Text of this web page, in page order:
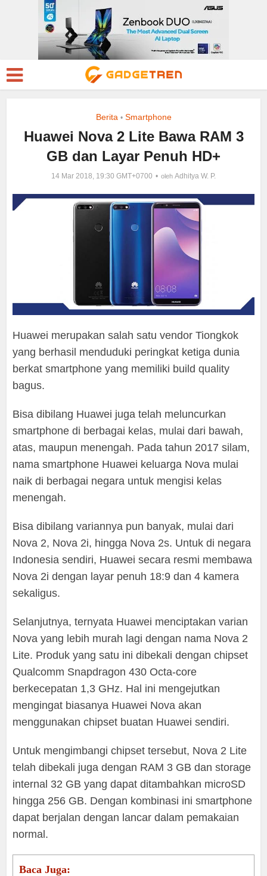
Berita • Smartphone
Huawei Nova 2 Lite Bawa RAM 3
GB dan Layar Penuh HD+
14 Mar 2018, 19:30 GMT+0700 oleh Adhitya W. P.
Huawei merupakan salah satu vendor Tiongkok
yang berhasil menduduki peringkat ketiga dunia
berkat smartphone yang memiliki build quality
bagus.
Bisa dibilang Huawei juga telah meluncurkan
smartphone di berbagai kelas, mulai dari bawah,
atas, maupun menengah. Pada tahun 2017 silam,
nama smartphone Huawei keluarga Nova mulai
naik di berbagai negara untuk mengisi kelas
menengah.
Bisa dibilang variannya pun banyak, mulai dari
Nova 2, Nova 2i, hingga Nova 2s. Untuk di negara
Indonesia sendiri, Huawei secara resmi membawa
Nova 2i dengan layar penuh 18:9 dan 4 kamera
sekaligus.
Selanjutnya, ternyata Huawei menciptakan varian
Nova yang lebih murah lagi dengan nama Nova 2
Lite. Produk yang satu ini dibekali dengan chipset
Qualcomm Snapdragon 430 Octa-core
berkecepatan 1,3 GHz. Hal ini mengejutkan
mengingat biasanya Huawei Nova akan
menggunakan chipset buatan Huawei sendiri.
Untuk mengimbangi chipset tersebut, Nova 2 Lite
telah dibekali juga dengan RAM 3 GB dan storage
internal 32 GB yang dapat ditambahkan microSD
hingga 256 GB. Dengan kombinasi ini smartphone
dapat berjalan dengan lancar dalam pemakaian
normal.
Baca Juga: